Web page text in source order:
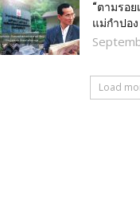
“ตามรอ
แม่กำปอง
Load